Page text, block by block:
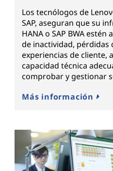
Los tecnólogos de
SAP, aseguran que su
HANA o SAP BWA
de inactividad, pérdidas
experiencias de cliente,
capacidad técnica
comprobar y gestionar
Más información